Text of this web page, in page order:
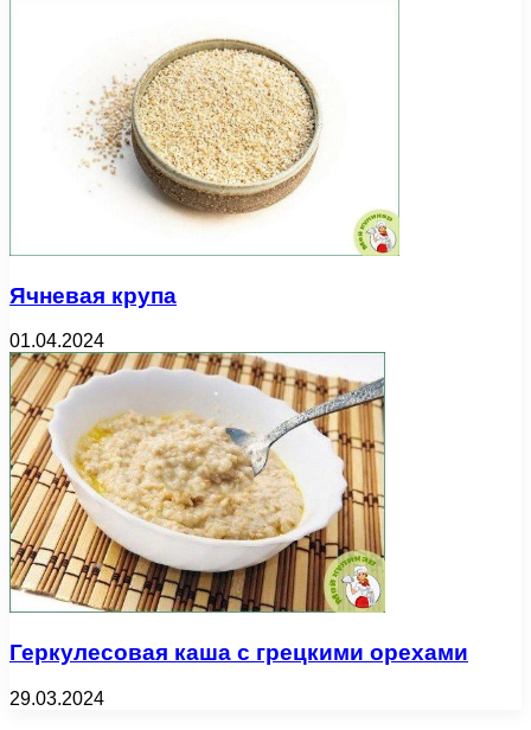
Ячневая крупа
01.04.2024
Геркулесовая каша с грецкими орехами
29.03.2024